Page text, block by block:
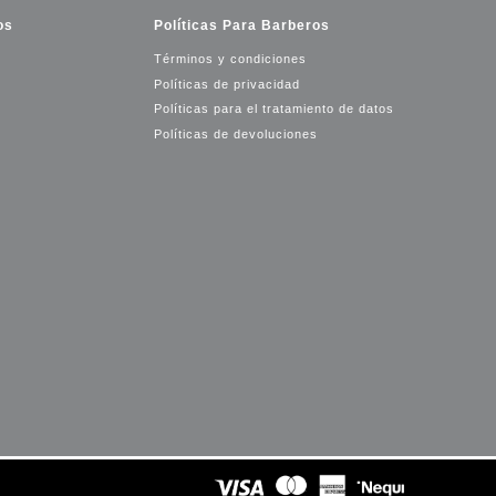
Políticas Para Barberos
Términos y condiciones
Políticas de privacidad
Políticas para el tratamiento de datos
Políticas de devoluciones